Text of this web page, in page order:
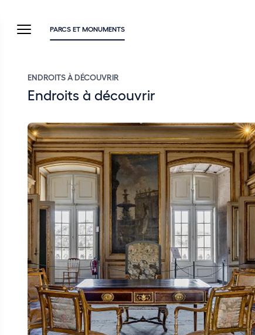
PARCS ET MONUMENTS
ENDROITS À DÉCOUVRIR
Endroits à découvrir